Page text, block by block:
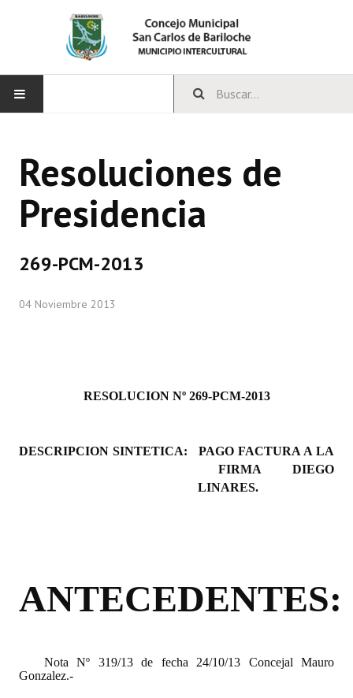
CONCEJO
Bloques Políticos
Comisiones Permanentes
Comisiones Especiales
LEGISLACIÓN
Organigrama
Informes de Gestión
Resoluciones de
Presidencia
269-PCM-2013
04 Noviembre 2013
RESOLUCION Nº 269-PCM-2013
DESCRIPCION SINTETICA:
PAGO FACTURA A LA
FIRMA DIEGO
LINARES.
ANTECEDENTES:
Nota Nº 319/13 de fecha 24/10/13 Concejal Mauro
Gonzalez.-